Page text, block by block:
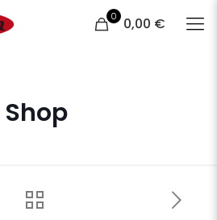
0 0,00 €
Shop